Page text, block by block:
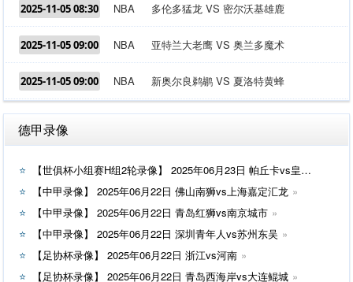
2025-11-05 08:30 NBA 多伦多猛龙 VS 密尔沃基雄鹿
2025-11-05 09:00 NBA 亚特兰大老鹰 VS 奥兰多魔术
2025-11-05 09:00 NBA 新奥尔良鹈鹕 VS 夏洛特黄蜂
德甲录像
【世俱杯小组赛H组2轮录像】 2025年06月23日 帕丘卡vs皇家马德里
【中甲录像】 2025年06月22日 佛山南狮vs上海嘉定汇龙
【中甲录像】 2025年06月22日 青岛红狮vs南京城市
【中甲录像】 2025年06月22日 深圳青年人vs苏州东吴
【足协杯录像】 2025年06月22日 浙江vs河南
【足协杯录像】 2025年06月22日 青岛西海岸vs大连鲲城